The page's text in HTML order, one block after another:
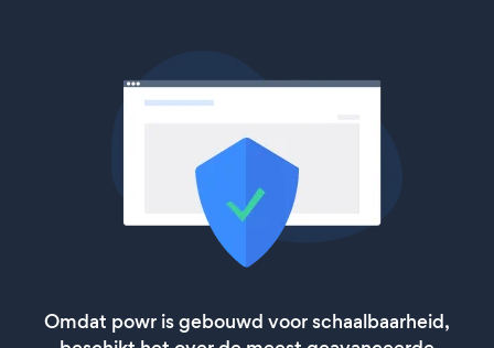
Omdat powr is gebouwd voor schaalbaarheid,